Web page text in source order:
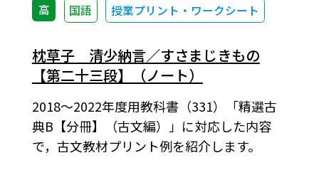
高 国語 授業プリント・ワークシート
枕草子 清少納言／すさまじきもの
【第二十三段】（ノート）
2018～2022年度用教科書（331）「精選古
典B【分冊】（古文編）」に対応した内容
で，古文教材プリント例を紹介します。